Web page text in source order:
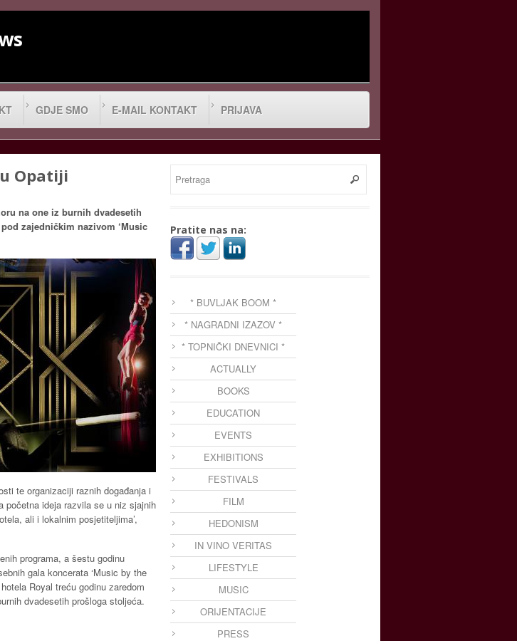
GDJE SMO E-MAIL KONTAKT PRIJAVA
Opatiji
na one iz burnih dvadesetih
zajedničkim nazivom ‘Music
te organizaciji raznih događanja i
početna ideja razvila se u niz sjajnih
ali i lokalnim posjetiteljima’,
programa, a šestu godinu
gala koncerata ‘Music by the
Royal treću godinu zaredom
dvadesetih prošloga stoljeća.
Pratite nas na:
* BUVLJAK BOOM *
* NAGRADNI IZAZOV *
* TOPNIČKI DNEVNICI *
ACTUALLY
BOOKS
EDUCATION
EVENTS
EXHIBITIONS
FESTIVALS
FILM
HEDONISM
IN VINO VERITAS
LIFESTYLE
MUSIC
ORIJENTACIJE
PRESS